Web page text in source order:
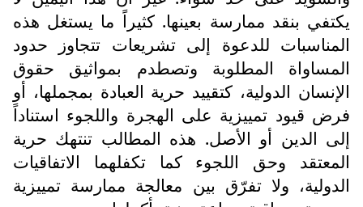
يكتفي بنقد ممارسة بعينها. كثيراً ما يستغل هذه
المناسبات للدعوة إلى تشريعات تتجاوز حدود
المساواة المطلوبة وتصطدم بمواثيق حقوق
الإنسان الدولية، كتقييد حرية العبادة بمجملها، أو
فرض قيود تمييزية على الهجرة واللجوء استناداً
إلى الدين أو الأصل. هذه المطالب تنتهك حرية
المعتقد وحق اللجوء كما تكفلهما الاتفاقيات
الدولية، ولا تفرّق بين معالجة ممارسة تمييزية